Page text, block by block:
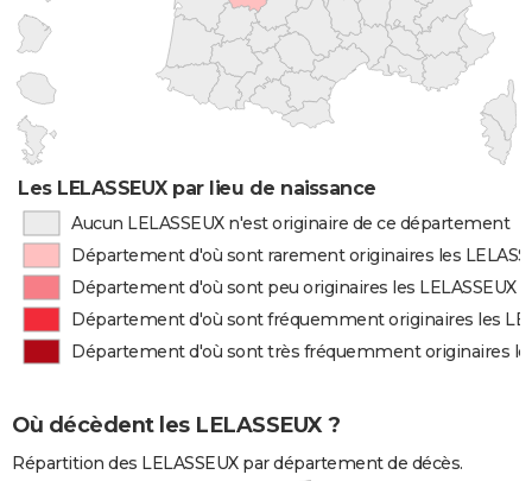
Les LELASSEUX par lieu de naissance
Aucun LELASSEUX n'est originaire de ce département
Département d'où sont rarement originaires les
Département d'où sont peu originaires les LELASSEUX
Département d'où sont fréquemment originaires les
Département d'où sont très fréquemment originaires
Où décèdent les LELASSEUX ?
Répartition des LELASSEUX par département de décès.